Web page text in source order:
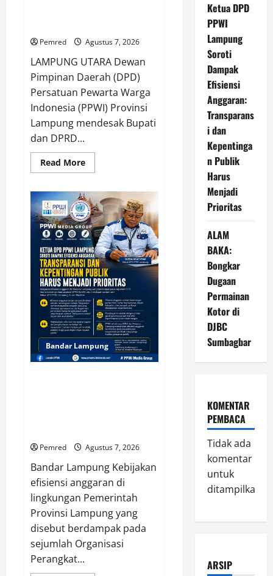
Pemred Agustus 7, 2026
​LAMPUNG UTARA Dewan
Pimpinan Daerah (DPD)
Persatuan Pewarta Warga
Indonesia (PPWI) Provinsi
Lampung mendesak Bupati
dan DPRD...
Read MoreRead
more
Ritel
Modern
Ilegal,
DPD
PPWI
Lampung
Desak
Bupati
dan
DPRD
Tindak
Tegas
Penegakan
Perda
No
02/2016
Bandar Lampung
Pemred Agustus 7, 2026
Bandar Lampung Kebijakan
efisiensi anggaran di
lingkungan Pemerintah
Provinsi Lampung yang
disebut berdampak pada
sejumlah Organisasi
Perangkat...
Ketua DPD
PPWI
Lampung
Soroti
Dampak
Efisiensi
Anggaran:
Transparans
i dan
Kepentinga
n Publik
Harus
Menjadi
Prioritas
ALAM
BAKA:
Bongkar
Dugaan
Permainan
Kotor di
DJBC
Sumbagbar
KOMENTAR
PEMBACA
Tidak ada
komentar
untuk
ditampilkan.
ARSIP